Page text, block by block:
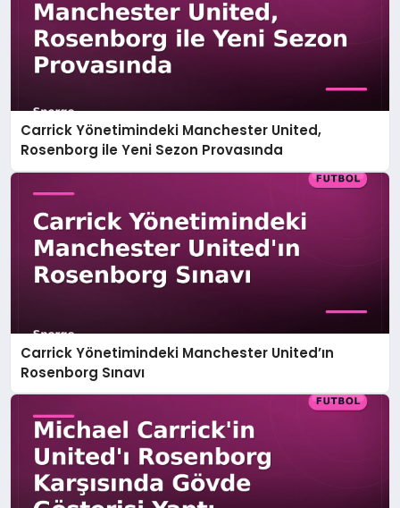
Carrick Yönetimindeki Manchester United,
Rosenborg ile Yeni Sezon Provasında
Carrick Yönetimindeki Manchester United’ın
Rosenborg Sınavı